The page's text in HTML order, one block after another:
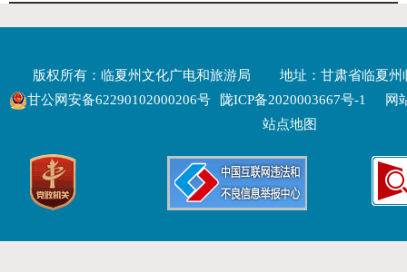
版权所有：临夏州文化广电和旅游局
地址：甘肃省临夏州
甘公网安备62290102000206号
陇ICP备2020003667号-1
网
站点地图